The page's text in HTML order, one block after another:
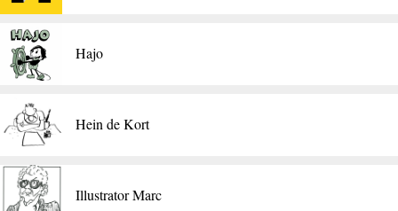
​Hajo
Hein de Kort
Illustrator Marc